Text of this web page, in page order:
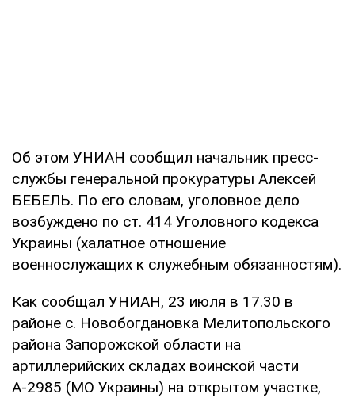
Об этом УНИАН сообщил начальник пресс-
службы генеральной прокуратуры Алексей
БЕБЕЛЬ. По его словам, уголовное дело
возбуждено по ст. 414 Уголовного кодекса
Украины (халатное отношение
военнослужащих к служебным обязанностям).
Как сообщал УНИАН, 23 июля в 17.30 в
районе с. Новобогдановка Мелитопольского
района Запорожской области на
артиллерийских складах воинской части
А-2985 (МО Украины) на открытом участке,